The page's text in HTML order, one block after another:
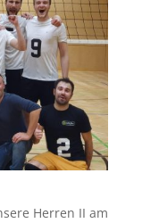
Herren II am